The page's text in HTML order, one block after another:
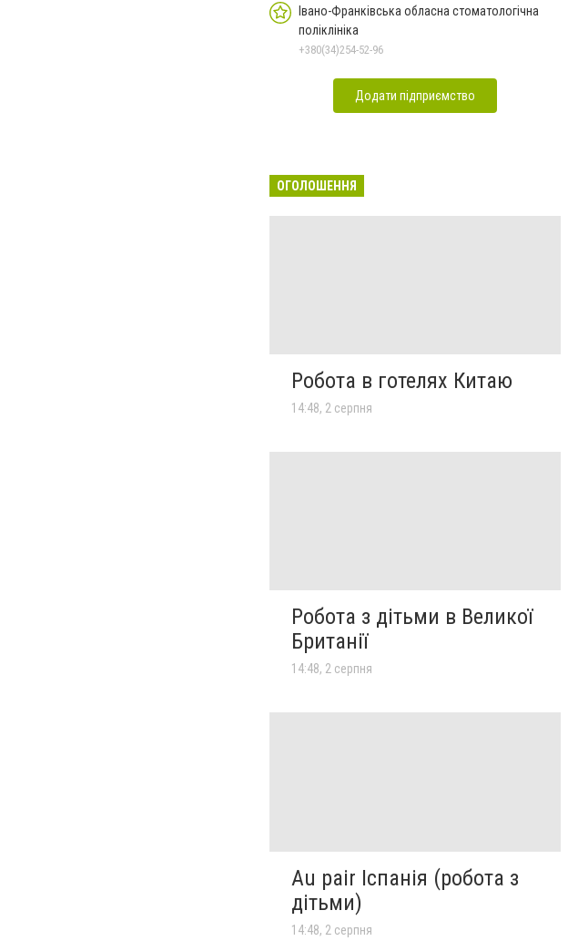
Івано-Франківська обласна стоматологічна
поліклініка
+380(34)254-52-96
Додати підприємство
ОГОЛОШЕННЯ
Робота в готелях Китаю
14:48, 2 серпня
Робота з дітьми в Великої
Британії
14:48, 2 серпня
Au pair Іспанія (робота з
дітьми)
14:48, 2 серпня